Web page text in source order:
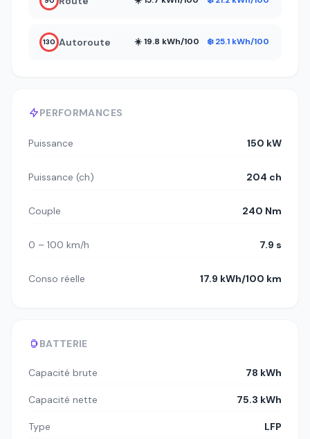
PERFORMANCES
Puissance 150 kW
Puissance (ch) 204 ch
Couple 240 Nm
0 – 100 km/h 7.9 s
Conso réelle 17.9 kWh/100 km
BATTERIE
Capacité brute 78 kWh
Capacité nette 75.3 kWh
Type LFP
130 Autoroute ☀️ 19.8 kWh/100 ❄️ 25.1 kWh/100